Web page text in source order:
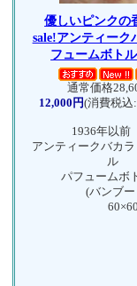
優しいピンク
sale!アンティー
フュームボト
通常価格
12,000円(消費税込
1936年以前
アンティークバカ
ル
パフュームボ
(バンブー